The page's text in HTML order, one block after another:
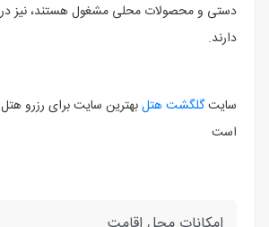
‌دستی و محصولات محلی مشغول هستند، نیز در
دارند.
سایتگلگشت هتلبهترین سایت برای رزرو
است